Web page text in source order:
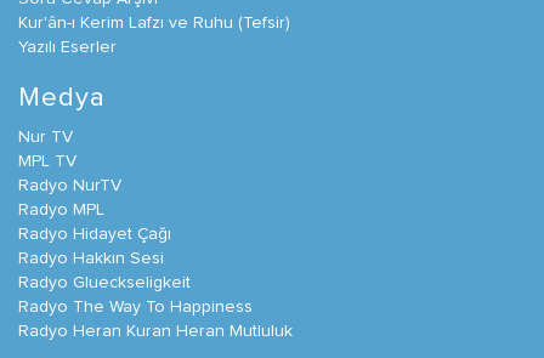
Kur'ân-ı Kerim Lafzı ve Ruhu (Tefsir)
Yazılı Eserler
Medya
Nur TV
MPL TV
Radyo NurTV
Radyo MPL
Radyo Hidayet Çağı
Radyo Hakkın Sesi
Radyo Glueckseligkeit
Radyo The Way To Happiness
Radyo Heran Kuran Heran Mutluluk